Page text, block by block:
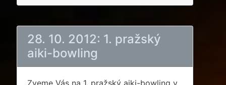
28. 10. 2012: 1. pražský
aiki-bowling
Zveme Vás na 1. pražský aiki-bowling v